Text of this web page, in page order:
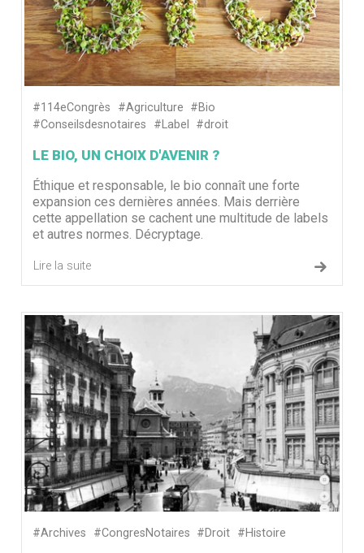
#114eCongrès #Agriculture #Bio
#Conseilsdesnotaires
#Label #droit
LE BIO, UN CHOIX D'AVENIR ?
Éthique et responsable, le bio connaît une forte
expansion ces dernières années. Mais derrière
cette appellation se cachent une multitude de labels
et autres normes. Décryptage.
Lire la suite
#Archives #CongresNotaires #Droit #Histoire